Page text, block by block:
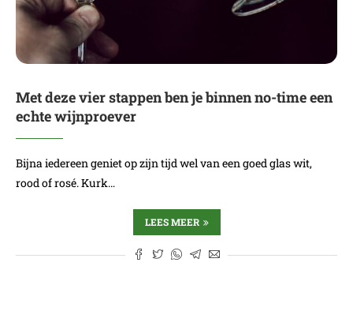
Met deze vier stappen ben je binnen no-time een
echte wijnproever
Bijna iedereen geniet op zijn tijd wel van een goed glas wit,
rood of rosé. Kurk…
LEES MEER